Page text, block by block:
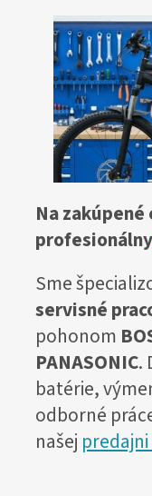
Na
profesionálny
Sme
servisné
pohonom
PANASONIC.
batérie,
odborné
našej